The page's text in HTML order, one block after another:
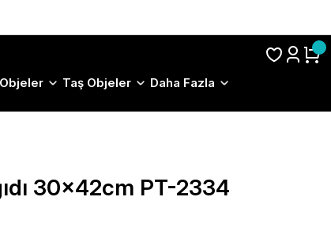
Taş Objeler Daha Fazla
30x42cm PT-2334